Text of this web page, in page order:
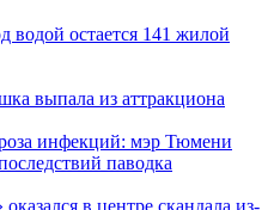
водой остается 141 жилой
выпала из аттракциона
инфекций: мэр Тюмени
паводка
в центре скандала из-